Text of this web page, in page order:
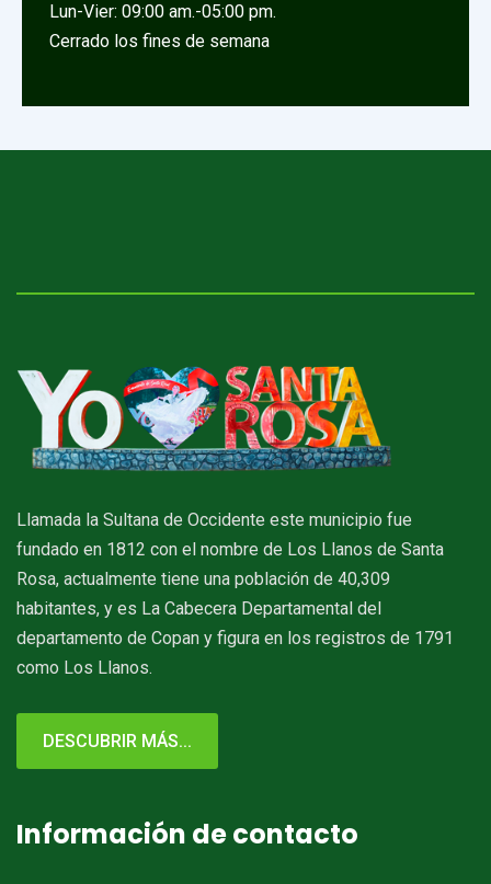
Lun-Vier: 09:00 am.-05:00 pm.
Cerrado los fines de semana
Llamada la Sultana de Occidente este municipio fue
fundado en 1812 con el nombre de Los Llanos de Santa
Rosa, actualmente tiene una población de 40,309
habitantes, y es La Cabecera Departamental del
departamento de Copan y figura en los registros de 1791
como Los Llanos.
DESCUBRIR MÁS...
Información de contacto